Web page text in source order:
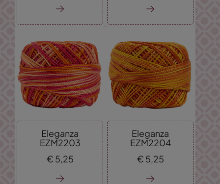
Eleganza
EZM2203
€ 5,25
Eleganza
EZM2204
€ 5,25